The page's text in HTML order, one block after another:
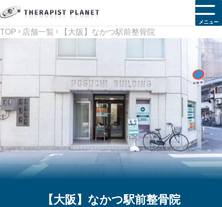
メニュー
TOP 店舗一覧 【大阪】なかつ駅前整骨院
【大阪】なかつ駅前整骨院